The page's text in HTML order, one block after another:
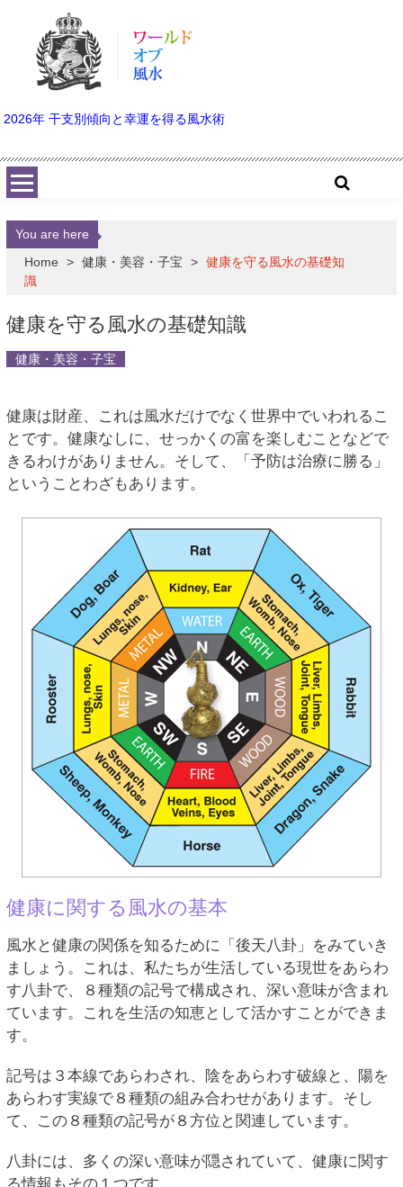
2026年 干支別傾向と幸運を得る風水術
You are here
Home
> 健康・美容・子宝 > 健康を守る風水の基礎知
識
健康を守る風水の基礎知識
健康・美容・子宝
健康は財産、これは風水だけでなく世界中でいわれるこ
とです。健康なしに、せっかくの富を楽しむことなどで
きるわけがありません。そして、「予防は治療に勝る」
ということわざもあります。
健康に関する風水の基本
風水と健康の関係を知るために「後天八卦」をみていき
ましょう。これは、私たちが生活している現世をあらわ
す八卦で、８種類の記号で構成され、深い意味が含まれ
ています。これを生活の知恵として活かすことができま
す。
記号は３本線であらわされ、陰をあらわす破線と、陽を
あらわす実線で８種類の組み合わせがあります。そし
て、この８種類の記号が８方位と関連しています。
八卦には、多くの深い意味が隠されていて、健康に関す